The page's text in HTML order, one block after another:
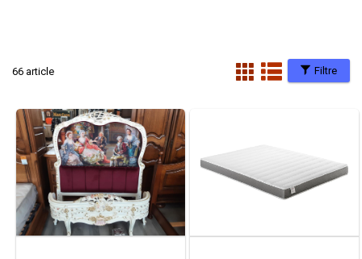
Filtre
66 article